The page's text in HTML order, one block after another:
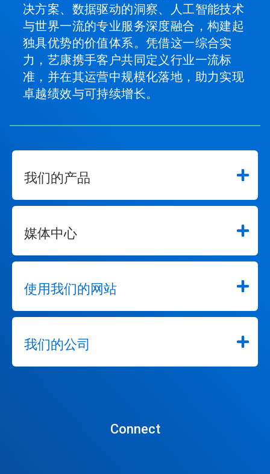
决方案、数据驱动的洞察、人工智能技术
与世界一流的专业服务深度融合，构建起
独具优势的价值体系。凭借这一综合实
力，艺康携手客户共同定义行业一流标
准，并在其运营中规模化落地，助力实现
卓越绩效与可持续增长。
我们的产品
媒体中心
使用我们的网站
我们的公司
Connect